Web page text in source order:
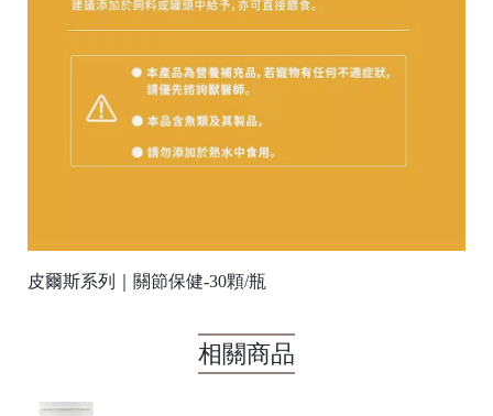
皮爾斯系列｜關節保健-30顆/瓶
相關商品